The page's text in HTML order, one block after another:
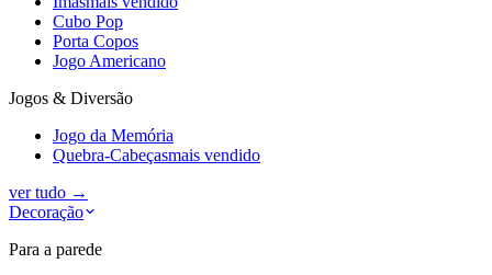
Cubo Pop
Porta Copos
Jogo Americano
Jogos & Diversão
Jogo da Memória
Quebra-Cabeçasmais vendido
ver tudo →
Decoração
Para a parede